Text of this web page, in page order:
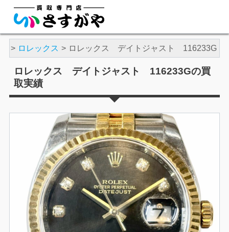
ロレックス ロレックス デイトジャスト 116233G
ロレックス デイトジャスト 116233Gの買
取実績